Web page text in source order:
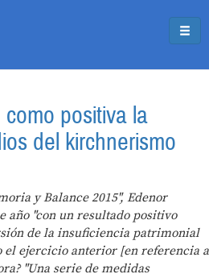
positiva la
del kirchnerismo
y Balance 2015", Edenor
año "con un resultado positivo
de la insuficiencia patrimonial
el ejercicio anterior [en referencia a
"Una serie de medidas